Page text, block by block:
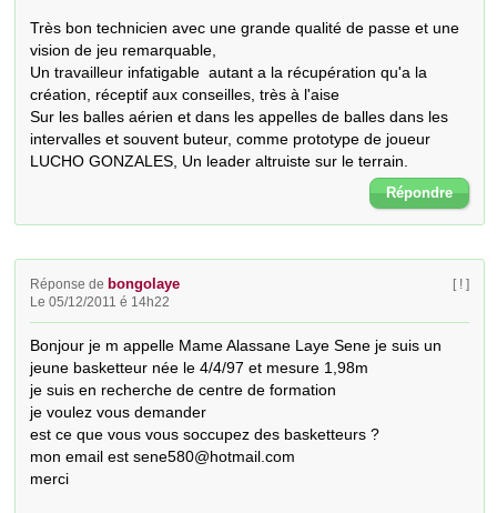
Très bon technicien avec une grande qualité de passe et une
vision de jeu remarquable,
Un travailleur infatigable  autant a la récupération qu'a la
création, réceptif aux conseilles, très à l'aise
Sur les balles aérien et dans les appelles de balles dans les
intervalles et souvent buteur, comme prototype de joueur
LUCHO GONZALES, Un leader altruiste sur le terrain.
Répondre
Réponse de bongolaye
Le 05/12/2011 é 14h22
[ ! ]
Bonjour je m appelle Mame Alassane Laye Sene je suis un
jeune basketteur née le 4/4/97 et mesure 1,98m
je suis en recherche de centre de formation
je voulez vous demander
est ce que vous vous soccupez des basketteurs ?
mon email est sene580@hotmail.com
merci